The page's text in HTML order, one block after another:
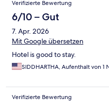
Verifizierte Bewertung
6/10 – Gut
7. Apr. 2026
Mit Google übersetzen
Hotel is good to stay.
SIDDHARTHA, Aufenthalt von 1
Verifizierte Bewertung